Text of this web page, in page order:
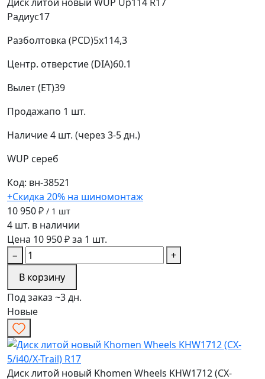
Радиус17
Разболтовка (PCD)5x114,3
Центр. отверстие (DIA)60.1
Вылет (ET)39
Продажапо 1 шт.
Наличие4 шт. (через 3-5 дн.)
WUP сереб
Код: вн-38521
+Скидка 20% на шиномонтаж
10 950 ₽ / 1 шт
4 шт. в наличии
Цена 10 950 ₽ за 1 шт.
−
+
В корзину
Под заказ ~3 дн.
Новые
Диск литой новый Khomen Wheels KHW1712 (CX-